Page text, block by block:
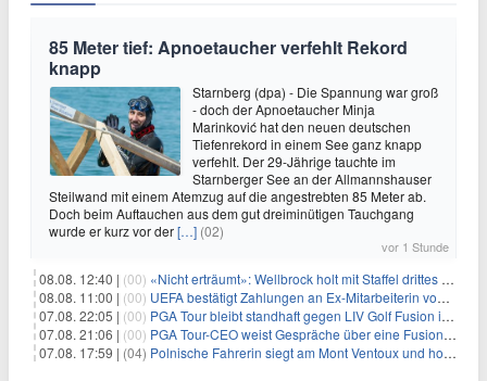
85 Meter tief: Apnoetaucher verfehlt Rekord
knapp
Starnberg (dpa) - Die Spannung war groß
- doch der Apnoetaucher Minja
Marinković hat den neuen deutschen
Tiefenrekord in einem See ganz knapp
verfehlt. Der 29-Jährige tauchte im
Starnberger See an der Allmannshauser
Steilwand mit einem Atemzug auf die angestrebten 85 Meter ab.
Doch beim Auftauchen aus dem gut dreiminütigen Tauchgang
wurde er kurz vor der[…] (02)
vor 1 Stunde
08.08. 12:40 | (00) «Nicht erträumt»: Wellbrock holt mit Staffel drittes EM-Gold
08.08. 11:00 | (00) UEFA bestätigt Zahlungen an Ex-Mitarbeiterin von Infantino
07.08. 22:05 | (00) PGA Tour bleibt standhaft gegen LIV Golf Fusion in einem sich wandelnden Sportumfeld
07.08. 21:06 | (00) PGA Tour-CEO weist Gespräche über eine Fusion mit LIV Golf zurück und bekräftigt die Wettbewerbslandschaft
07.08. 17:59 | (04) Polnische Fahrerin siegt am Mont Ventoux und holt Tour-Gelb